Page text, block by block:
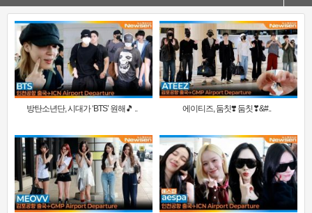
방탄소년단, 시대가 ‘BTS’ 원해🎵 .. 에이티즈, 둠칫❣️ 둠칫❣&#..